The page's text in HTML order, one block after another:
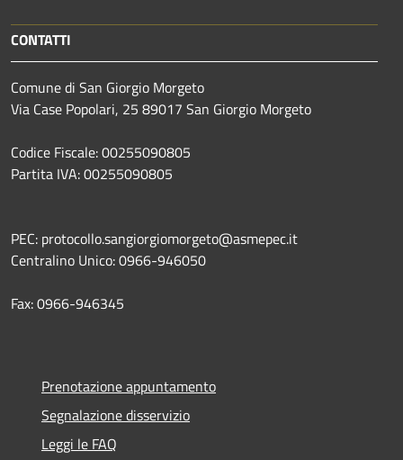
CONTATTI
Comune di San Giorgio Morgeto
Via Case Popolari, 25 89017 San Giorgio Morgeto
Codice Fiscale: 00255090805
Partita IVA: 00255090805
PEC: protocollo.sangiorgiomorgeto@asmepec.it
Centralino Unico: 0966-946050
Fax: 0966-946345
Prenotazione appuntamento
Segnalazione disservizio
Leggi le FAQ